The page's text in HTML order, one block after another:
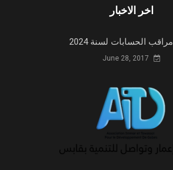
اخر الاخبار
الحسابات لسنة 2024